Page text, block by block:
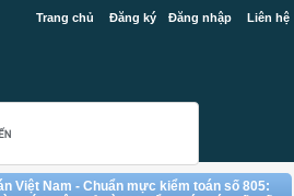
Trang chủ Đăng ký Đăng nhập Liên hệ
Việt Nam - Chuẩn mực kiểm toán số 805: